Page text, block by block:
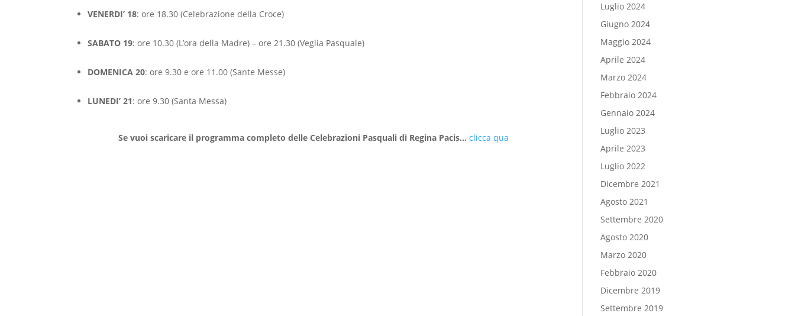
VENERDI’ 18: ore 18.30 (Celebrazione della Croce)
SABATO 19: ore 10.30 (L’ora della Madre) – ore 21.30 (Veglia Pasquale)
DOMENICA 20: ore 9.30 e ore 11.00 (Sante Messe)
LUNEDI’ 21: ore 9.30 (Santa Messa)
Se vuoi scaricare il programma completo delle Celebrazioni Pasquali di Regina Pacis… clicca qua
Luglio 2024
Giugno 2024
Maggio 2024
Aprile 2024
Marzo 2024
Febbraio 2024
Gennaio 2024
Luglio 2023
Aprile 2023
Luglio 2022
Dicembre 2021
Agosto 2021
Settembre 2020
Agosto 2020
Marzo 2020
Febbraio 2020
Dicembre 2019
Settembre 2019